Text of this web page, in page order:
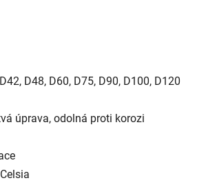
D48, D60, D75, D90, D100, D120
úprava, odolná proti korozi